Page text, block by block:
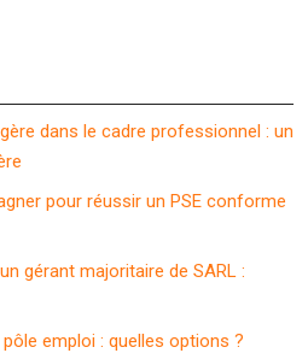
dans le cadre professionnel : un
pour réussir un PSE conforme
gérant majoritaire de SARL :
emploi : quelles options ?